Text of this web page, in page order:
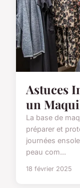
Astuces
un
La base de
préparer et
journées
peau com...
18 février 2025